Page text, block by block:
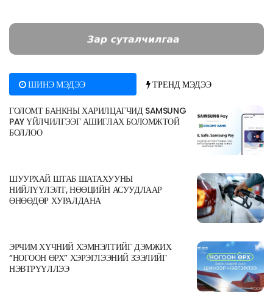
ШИНЭ МЭДЭЭ ТРЕНД МЭДЭЭ
ГОЛОМТ БАНКНЫ ХАРИЛЦАГЧИД SAMSUNG
PAY ҮЙЛЧИЛГЭЭГ АШИГЛАХ БОЛОМЖТОЙ
БОЛЛОО
ШУУРХАЙ ШТАБ ШАТАХУУНЫ
НИЙЛҮҮЛЭЛТ, НӨӨЦИЙН АСУУДЛААР
ӨНӨӨДӨР ХУРАЛДАНА
ЭРЧИМ ХҮЧНИЙ ХЭМНЭЛТИЙГ ДЭМЖИХ
“НОГООН ӨРХ” ХЭРЭГЛЭЭНИЙ ЗЭЭЛИЙГ
НЭВТРҮҮЛЛЭЭ